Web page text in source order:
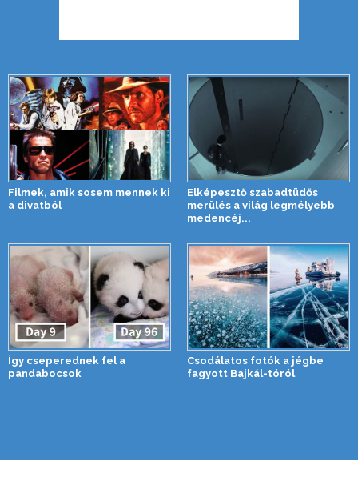
Filmek, amik sosem mennek ki
a divatból
Elképesztő szabadtüdős
merülés a világ legmélyebb
medencéj...
Így cseperednek fel a
pandabocsok
Csodálatos fotók a jégbe
fagyott Bajkál-tóról